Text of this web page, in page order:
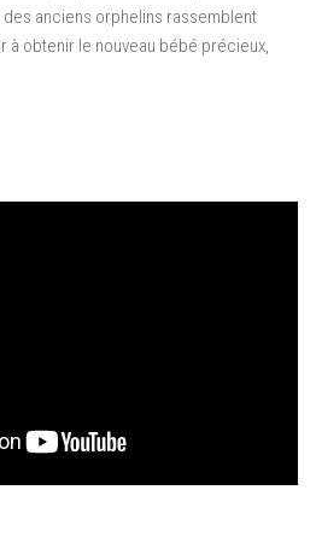
anciens orphelins rassemblent
à obtenir le nouveau bébé précieux,